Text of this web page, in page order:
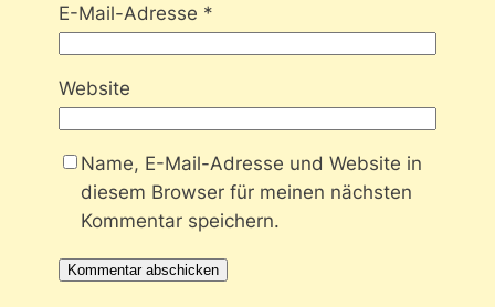
E-Mail-Adresse *
Website
Name, E-Mail-Adresse und Website in
diesem Browser für meinen nächsten
Kommentar speichern.